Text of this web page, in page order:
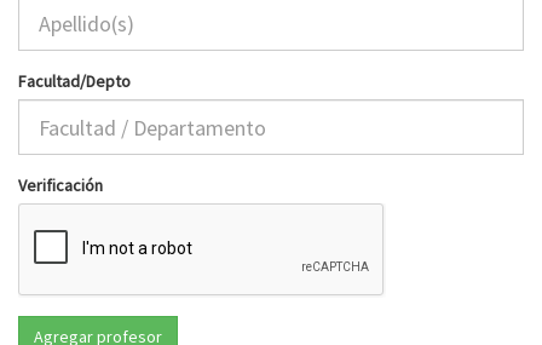
Facultad/Depto
Verificación